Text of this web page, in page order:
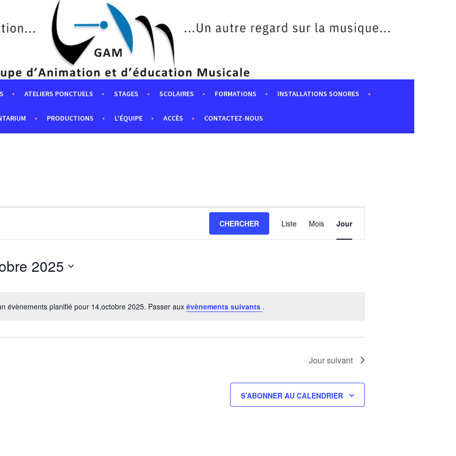
ATELIERS PONCTUELS STAGES SCOLAIRES FORMATIONS INSTALLATIONS SONORES
PRODUCTIONS L’ÉQUIPE ACCÈS CONTACTEZ-NOUS
Notice
évènements planifié pour 14,octobre 2025. Passer aux évènements suivants .
CHERCHER
DE
VUES
Liste Mois Jour
2025
Jour suivant
S’ABONNER AU CALENDRIER